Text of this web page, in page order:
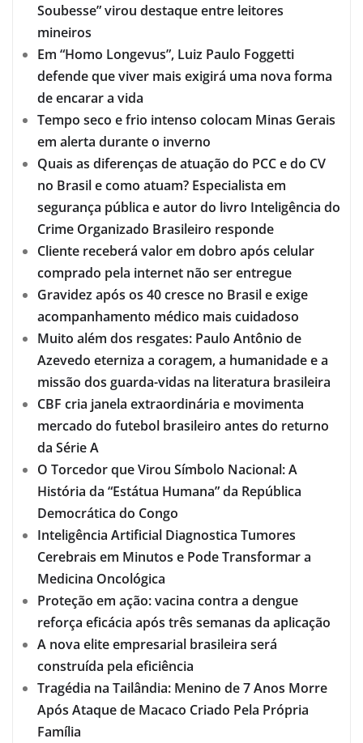
Soubesse” virou destaque entre leitores
mineiros
Em “Homo Longevus”, Luiz Paulo Foggetti
defende que viver mais exigirá uma nova forma
de encarar a vida
Tempo seco e frio intenso colocam Minas Gerais
em alerta durante o inverno
Quais as diferenças de atuação do PCC e do CV
no Brasil e como atuam? Especialista em
segurança pública e autor do livro Inteligência do
Crime Organizado Brasileiro responde
Cliente receberá valor em dobro após celular
comprado pela internet não ser entregue
Gravidez após os 40 cresce no Brasil e exige
acompanhamento médico mais cuidadoso
Muito além dos resgates: Paulo Antônio de
Azevedo eterniza a coragem, a humanidade e a
missão dos guarda-vidas na literatura brasileira
CBF cria janela extraordinária e movimenta
mercado do futebol brasileiro antes do returno
da Série A
O Torcedor que Virou Símbolo Nacional: A
História da “Estátua Humana” da República
Democrática do Congo
Inteligência Artificial Diagnostica Tumores
Cerebrais em Minutos e Pode Transformar a
Medicina Oncológica
Proteção em ação: vacina contra a dengue
reforça eficácia após três semanas da aplicação
A nova elite empresarial brasileira será
construída pela eficiência
Tragédia na Tailândia: Menino de 7 Anos Morre
Após Ataque de Macaco Criado Pela Própria
Família